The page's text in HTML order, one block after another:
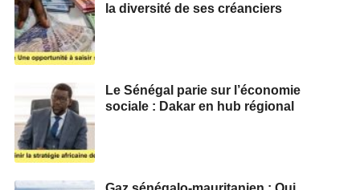
la diversité de ses créanciers
Le Sénégal parie sur l’économie
sociale : Dakar en hub régional